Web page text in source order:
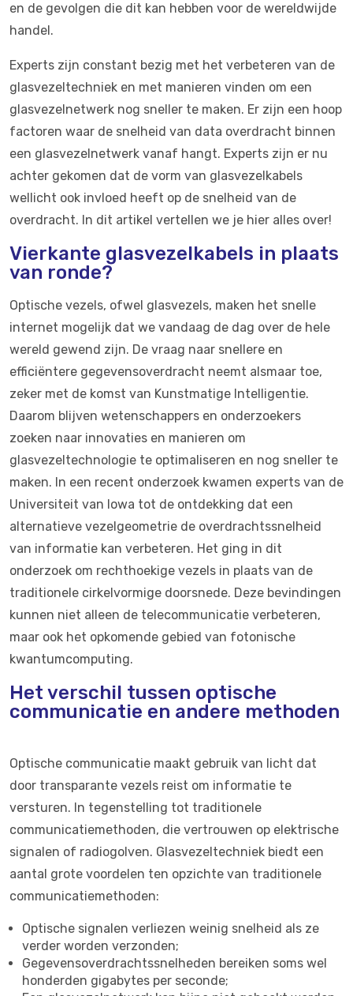
en de gevolgen die dit kan hebben voor de wereldwijde
handel.
Experts zijn constant bezig met het verbeteren van de
glasvezeltechniek en met manieren vinden om een
glasvezelnetwerk nog sneller te maken. Er zijn een hoop
factoren waar de snelheid van data overdracht binnen
een glasvezelnetwerk vanaf hangt. Experts zijn er nu
achter gekomen dat de vorm van glasvezelkabels
wellicht ook invloed heeft op de snelheid van de
overdracht. In dit artikel vertellen we je hier alles over!
Vierkante glasvezelkabels in plaats
van ronde?
Optische vezels, ofwel glasvezels, maken het snelle
internet mogelijk dat we vandaag de dag over de hele
wereld gewend zijn. De vraag naar snellere en
efficiëntere gegevensoverdracht neemt alsmaar toe,
zeker met de komst van Kunstmatige Intelligentie.
Daarom blijven wetenschappers en onderzoekers
zoeken naar innovaties en manieren om
glasvezeltechnologie te optimaliseren en nog sneller te
maken. In een recent onderzoek kwamen experts van de
Universiteit van Iowa tot de ontdekking dat een
alternatieve vezelgeometrie de overdrachtssnelheid
van informatie kan verbeteren. Het ging in dit
onderzoek om rechthoekige vezels in plaats van de
traditionele cirkelvormige doorsnede. Deze bevindingen
kunnen niet alleen de telecommunicatie verbeteren,
maar ook het opkomende gebied van fotonische
kwantumcomputing.
Het verschil tussen optische
communicatie en andere methoden
Optische communicatie maakt gebruik van licht dat
door transparante vezels reist om informatie te
versturen. In tegenstelling tot traditionele
communicatiemethoden, die vertrouwen op elektrische
signalen of radiogolven. Glasvezeltechniek biedt een
aantal grote voordelen ten opzichte van traditionele
communicatiemethoden:
Optische signalen verliezen weinig snelheid als ze
verder worden verzonden;
Gegevensoverdrachtssnelheden bereiken soms wel
honderden gigabytes per seconde;